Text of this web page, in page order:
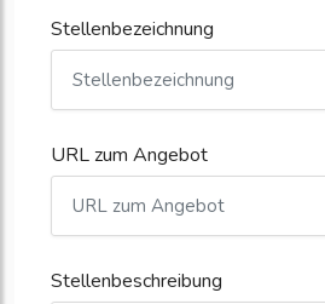
Stellenbezeichnung
URL zum Angebot
Stellenbeschreibung